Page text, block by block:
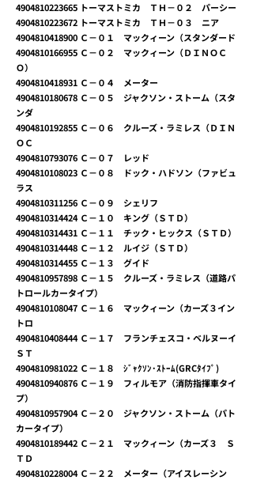
4904810223665 トーマストミカ ＴＨ－０２ パーシー
4904810223672 トーマストミカ ＴＨ－０３ ニア
4904810418900 Ｃ－０１ マックィーン（スタンダード
4904810166955 Ｃ－０２ マックィーン（ＤＩＮＯＣ
Ｏ）
4904810418931 Ｃ－０４ メーター
4904810180678 Ｃ－０５ ジャクソン・ストーム（スタ
ンダ
4904810192855 Ｃ－０６ クルーズ・ラミレス（ＤＩＮ
ＯＣ
4904810793076 Ｃ－０７ レッド
4904810108023 Ｃ－０８ ドック・ハドソン（ファビュ
ラス
4904810311256 Ｃ－０９ シェリフ
4904810314424Ｃ－１０ キング（ＳＴＤ）
4904810314431 Ｃ－１１ チック・ヒックス（ＳＴＤ）
4904810314448 Ｃ－１２ ルイジ（ＳＴＤ）
4904810314455 Ｃ－１３ グイド
4904810957898 Ｃ－１５ クルーズ・ラミレス（道路パ
トロールカータイプ）
4904810108047 Ｃ－１６ マックィーン（カーズ３イン
トロ
4904810408444Ｃ－１７ フランチェスコ・ベルヌーイ
ＳＴ
4904810981022 Ｃ－１８ ｼﾞｬｸｿﾝ･ｽﾄｰﾑ(GRCﾀｲﾌﾟ)
4904810940876 Ｃ－１９ フィルモア（消防指揮車タイ
プ）
4904810957904Ｃ－２０ ジャクソン・ストーム（パト
カータイプ）
4904810189442 Ｃ－２１ マックィーン（カーズ３ Ｓ
ＴＤ
4904810228004Ｃ－２２ メーター（アイスレーシン